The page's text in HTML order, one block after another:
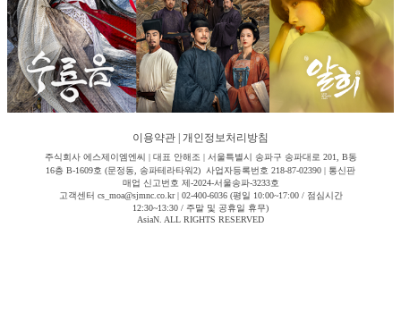
이용약관 개인정보처리방침
주식회사 에스제이엠엔씨 | 대표 안해조 | 서울특별시 송파구 송파대로 201, B동
16층 B-1609호 (문정동, 송파테라타워2) 사업자등록번호 218-87-02390 | 통신판
매업 신고번호 제-2024-서울송파-3233호
고객센터 cs_moa@sjmnc.co.kr | 02-400-6036 (평일 10:00~17:00 / 점심시간
12:30~13:30 / 주말 및 공휴일 휴무)
AsiaN. ALL RIGHTS RESERVED